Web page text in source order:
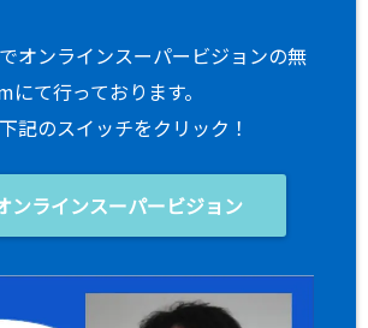
オンラインスーパービジョンの無
て行っております。
記のスイッチをクリック！
ンラインスーパービジョン